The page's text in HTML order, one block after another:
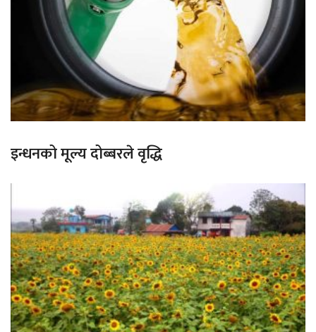
इन्धनको मूल्य दोब्बरले वृद्धि